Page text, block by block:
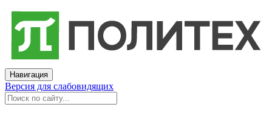
Навигация
Версия для слабовидящих